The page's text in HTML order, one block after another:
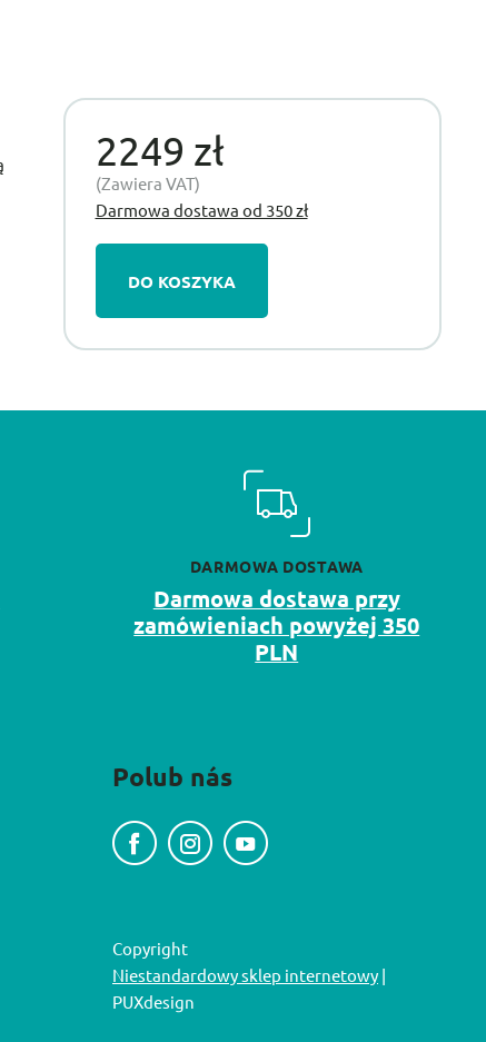
2249 zł
(Zawiera VAT)
Darmowa dostawa od 350 zł
DO KOSZYKA
DARMOWA DOSTAWA
Darmowa dostawa przy
zamówieniach powyżej 350
PLN
Polub nás
Copyright
Niestandardowy sklep internetowy |
PUXdesign